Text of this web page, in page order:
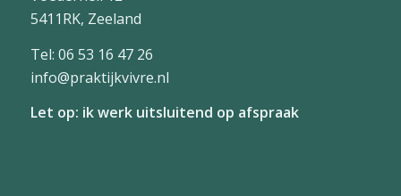
5411RK, Zeeland
Tel: 06 53 16 47 26
info@praktijkvivre.nl
Let op: ik werk uitsluitend op afspraak